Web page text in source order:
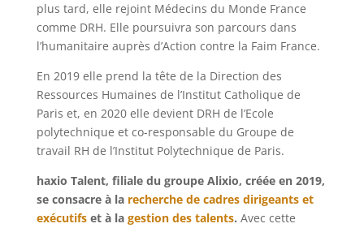
plus tard, elle rejoint Médecins du Monde France
comme DRH. Elle poursuivra son parcours dans
l’humanitaire auprès d’Action contre la Faim France.
En 2019 elle prend la tête de la Direction des
Ressources Humaines de l’Institut Catholique de
Paris et, en 2020 elle devient DRH de l’Ecole
polytechnique et co-responsable du Groupe de
travail RH de l’Institut Polytechnique de Paris.
haxio Talent, filiale du groupe Alixio, créée en 2019,
se consacre à la recherche de cadres dirigeants et
exécutifset à la gestion des talents. Avec cette